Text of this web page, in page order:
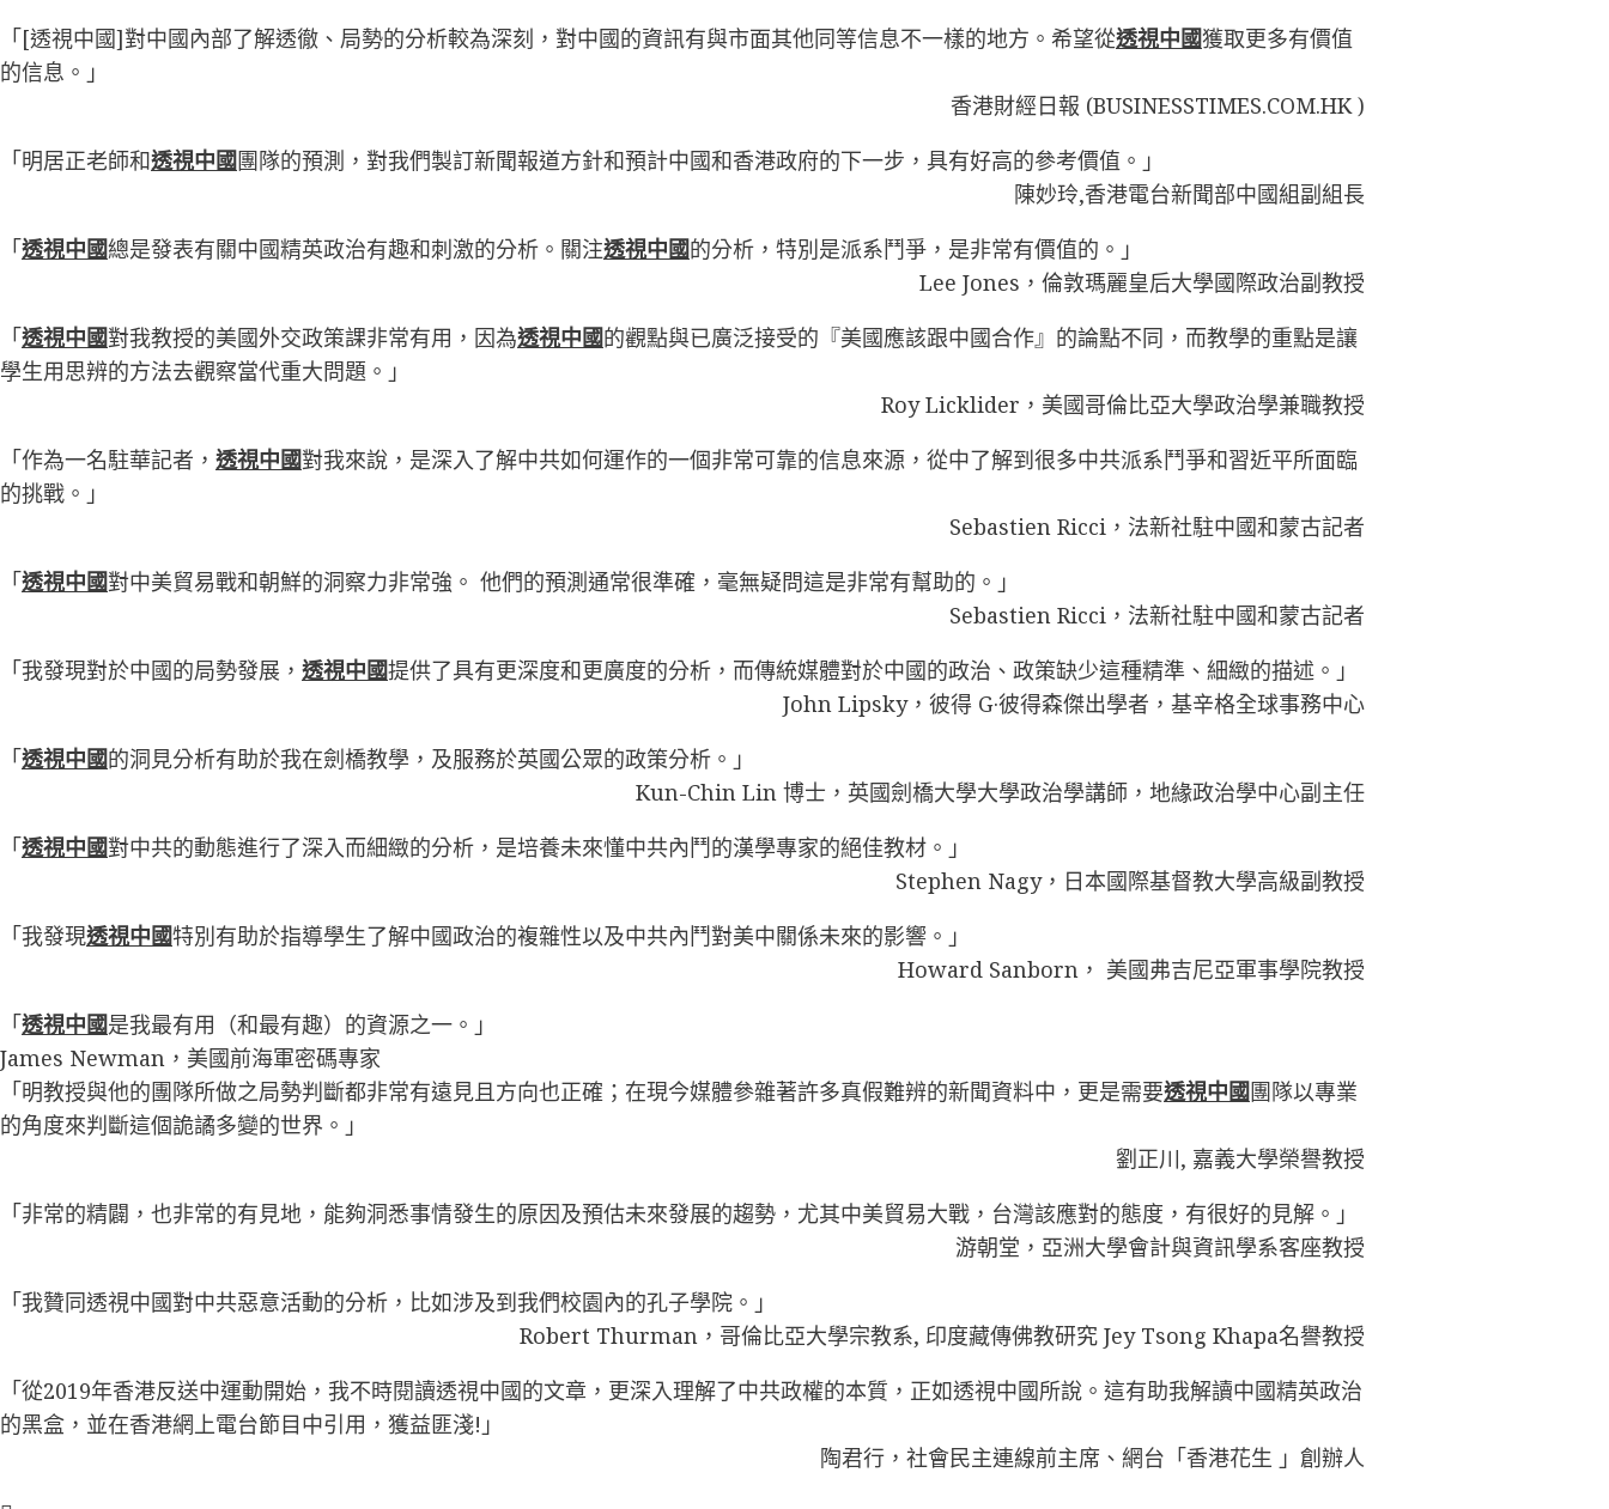
「[透視中國]對中國內部了解透徹、局勢的分析較為深刻，對中國的資訊有與市面其他同等信息不一樣的地方。希望從透視中國獲取更多有價值
的信息。」
香港財經日報 (BUSINESSTIMES.COM.HK )
「明居正老師和透視中國團隊的預測，對我們製訂新聞報道方針和預計中國和香港政府的下一步，具有好高的參考價值。」
陳妙玲,香港電台新聞部中國組副組長
「透視中國總是發表有關中國精英政治有趣和刺激的分析。關注透視中國的分析，特別是派系鬥爭，是非常有價值的。」
Lee Jones，倫敦瑪麗皇后大學國際政治副教授
「透視中國對我教授的美國外交政策課非常有用，因為透視中國的觀點與已廣泛接受的『美國應該跟中國合作』的論點不同，而教學的重點是讓
學生用思辨的方法去觀察當代重大問題。」
Roy Licklider，美國哥倫比亞大學政治學兼職教授
「作為一名駐華記者， 透視中國對我來說，是深入了解中共如何運作的一個非常可靠的信息來源，從中了解到很多中共派系鬥爭和習近平所面臨
的挑戰。」
Sebastien Ricci，法新社駐中國和蒙古記者
「透視中國對中美貿易戰和朝鮮的洞察力非常強。 他們的預測通常很準確，毫無疑問這是非常有幫助的。」
Sebastien Ricci，法新社駐中國和蒙古記者
「我發現對於中國的局勢發展， 透視中國提供了具有更深度和更廣度的分析，而傳統媒體對於中國的政治、政策缺少這種精準、細緻的描述。」
John Lipsky，彼得 G·彼得森傑出學者，基辛格全球事務中心
「透視中國的洞見分析有助於我在劍橋教學，及服務於英國公眾的政策分析。」
Kun-Chin Lin 博士，英國劍橋大學大學政治學講師，地緣政治學中心副主任
「透視中國對中共的動態進行了深入而細緻的分析，是培養未來懂中共內鬥的漢學專家的絕佳教材。」
Stephen Nagy，日本國際基督教大學高級副教授
「我發現透視中國特別有助於指導學生了解中國政治的複雜性以及中共內鬥對美中關係未來的影響。」
Howard Sanborn， 美國弗吉尼亞軍事學院教授
「透視中國是我最有用（和最有趣）的資源之一。」
James Newman，美國前海軍密碼專家
「明教授與他的團隊所做之局勢判斷都非常有遠見且方向也正確；在現今媒體參雜著許多真假難辨的新聞資料中，更是需要透視中國團隊以專業
的角度來判斷這個詭譎多變的世界。」
劉正川, 嘉義大學榮譽教授
「非常的精闢，也非常的有見地，能夠洞悉事情發生的原因及預估未來發展的趨勢，尤其中美貿易大戰，台灣該應對的態度，有很好的見解。」
游朝堂，亞洲大學會計與資訊學系客座教授
「我贊同透視中國對中共惡意活動的分析，比如涉及到我們校園內的孔子學院。」
Robert Thurman，哥倫比亞大學宗教系, 印度藏傳佛教研究 Jey Tsong Khapa名譽教授
「從2019年香港反送中運動開始，我不時閱讀透視中國的文章，更深入理解了中共政權的本質，正如透視中國所說。這有助我解讀中國精英政治
的黑盒，並在香港網上電台節目中引用，獲益匪淺!」
陶君行，社會民主連線前主席、網台「香港花生 」創辦人